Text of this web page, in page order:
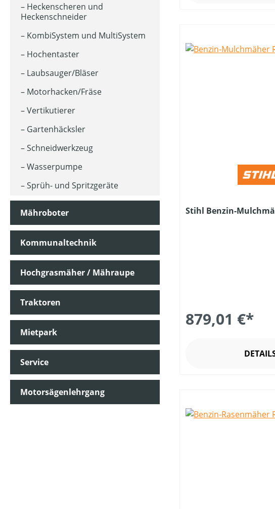
HUBRAUM (IN CM³)
KLASSIFIZIERUNG
MATERIALART
MESSERANZAHL
MOTORLEISTUNG (IN PS)
MOTORLEISTUNG (IN UMDREHUNGEN/MIN)
MOTORLEISTUNG (IN WATT)
MOTORLEISTUNG (IN KW)
MOTORTYP (HERSTELLERBEZEICHNUNG)
MULCHFUNKTION
SCHALLDRUCKPEGEL AM OHR (IN DB(A))
Heckenscheren und
Heckenschneider
KombiSystem und MultiSystem
Hochentaster
Laubsauger/Bläser
Motorhacken/Fräse
Vertikutierer
Gartenhäcksler
Schneidwerkzeug
Wasserpumpe
Sprüh- und Spritzgeräte
Mähroboter
Kommunaltechnik
Hochgrasmäher / Mähraupe
Traktoren
Mietpark
Service
Motorsägenlehrgang
Stihl Benzin-
879,01 €*